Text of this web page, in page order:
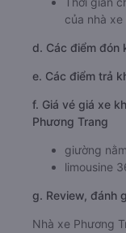
Giờ đến
21:30,
23:35
của nhà xe
d. Các điểm đón
f. Giá vé giá xe
limousine